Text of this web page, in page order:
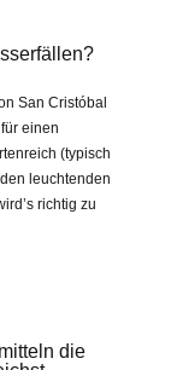
San Cristóbal
einen
(typisch
leuchtenden
richtig zu
die